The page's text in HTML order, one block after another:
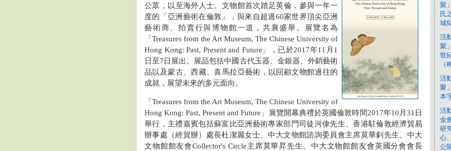
公眾，以至海外人士。文物館首次踏足英倫，參與一年一
度的「亞洲藝術在倫敦」，與來自超過60家世界頂尖亞洲
藝術商、拍賣行與博物館一道，共襄盛舉。展覽名為
「Treasures from the Art Museum, The Chinese University of
Hong Kong: Past, Present and Future」，已於2017年11月1
日至7日展出。展品包括中國古代玉器、金銀器、外銷藝術
品以及蒙古、西藏、喜馬拉亞藝術，以回顧文物館過往的
成就，展望未來的多元面向。
「Treasures from the Art Museum, The Chinese University of
Hong Kong: Past, Present and Future」展覽開幕典禮於英國倫敦時間2017年10月31日
舉行，主禮嘉賓包括蘇富比亞洲藝術專家部門司徒河偉先生、香港駐倫敦經濟貿易
辦事處（經貿辦）處長杜潔麗女士、中大文物館諮詢委員會主席莫華釗先生、中大
文物館館友會Collector's Circle主席莫華昇先生、中大文物館館友會英國分會會長
聚
氏
城
活
聚
世
（
活
聚
本
活
金
研
心
公